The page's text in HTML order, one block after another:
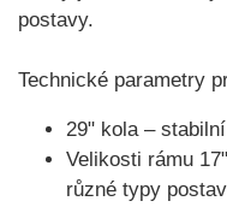
postavy.
Technické parametry
29" kola–
Velikosti rámu
různé typy postav